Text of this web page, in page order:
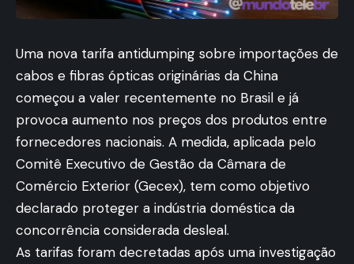
Uma nova tarifa antidumping sobre importações de
cabos e fibras ópticas originárias da China
começou a valer recentemente no Brasil e já
provoca aumento nos preços dos produtos entre
fornecedores nacionais. A medida, aplicada pelo
Comitê Executivo de Gestão da Câmara de
Comércio Exterior (Gecex), tem como objetivo
declarado proteger a indústria doméstica da
concorrência considerada desleal.
As tarifas foram decretadas após uma investigação